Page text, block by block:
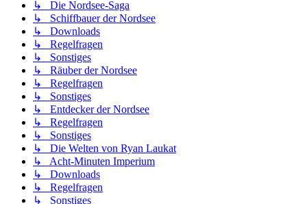
↳ Die Nordsee-Saga
↳ Schiffbauer der Nordsee
↳ Downloads
↳ Regelfragen
↳ Sonstiges
↳ Räuber der Nordsee
↳ Regelfragen
↳ Sonstiges
↳ Entdecker der Nordsee
↳ Regelfragen
↳ Sonstiges
↳ Die Welten von Ryan Laukat
↳ Acht-Minuten Imperium
↳ Downloads
↳ Regelfragen
↳ Sonstiges